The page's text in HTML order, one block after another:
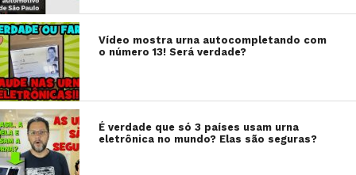
Vídeo mostra urna autocompletando com
o número 13! Será verdade?
É verdade que só 3 países usam urna
eletrônica no mundo? Elas são seguras?